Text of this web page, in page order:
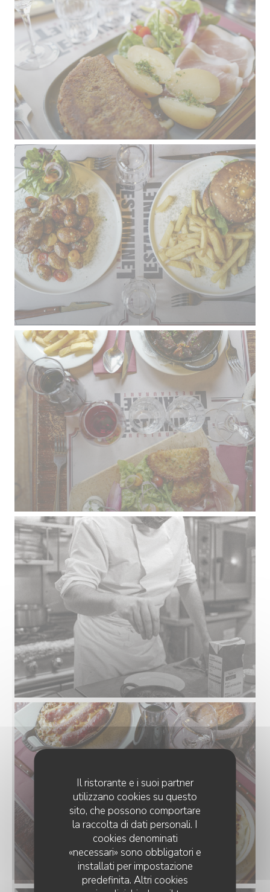
Il ristorante e i suoi partner
utilizzano cookies su questo
sito, che possono comportare
la raccolta di dati personali. I
cookies denominati
«necessari» sono obbligatori e
installati per impostazione
predefinita. Altri cookies